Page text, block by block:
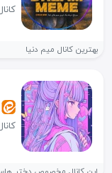
بهترین کانال میم دنیا